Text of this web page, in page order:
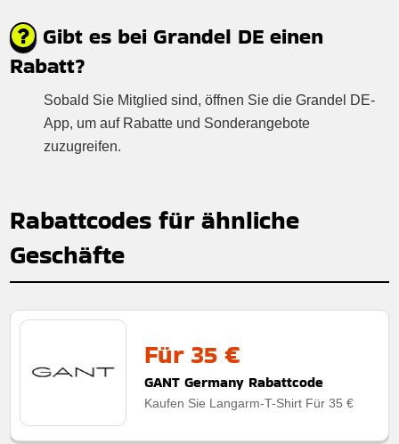
Gibt es bei Grandel DE einen
Rabatt?
Sobald Sie Mitglied sind, öffnen Sie die Grandel DE-
App, um auf Rabatte und Sonderangebote
zuzugreifen.
Rabattcodes für ähnliche
Geschäfte
Für 35 €
GANT Germany Rabattcode
Kaufen Sie Langarm-T-Shirt Für 35 €